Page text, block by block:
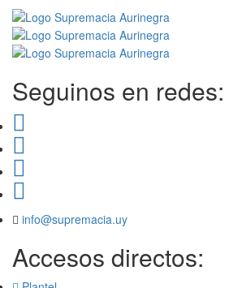
Seguinos en redes:
info@supremacia.uy
Accesos directos: